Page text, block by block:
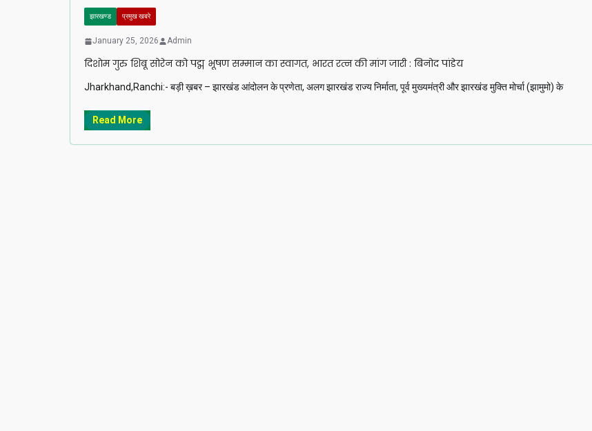
झारखण्ड प्रमुख खबरे
January 25, 2026 Admin
दिशाेम गुरु शिबू सोरेन को पद्म भूषण सम्मान का स्वागत, भारत रत्न की मांग जारी : बिनोद पांडेय
Jharkhand,Ranchi:- बड़ी ख़बर – झारखंड आंदोलन के प्रणेता, अलग झारखंड राज्य निर्माता, पूर्व मुख्यमंत्री और झारखंड मुक्ति मोर्चा (झामुमो) के
Read More